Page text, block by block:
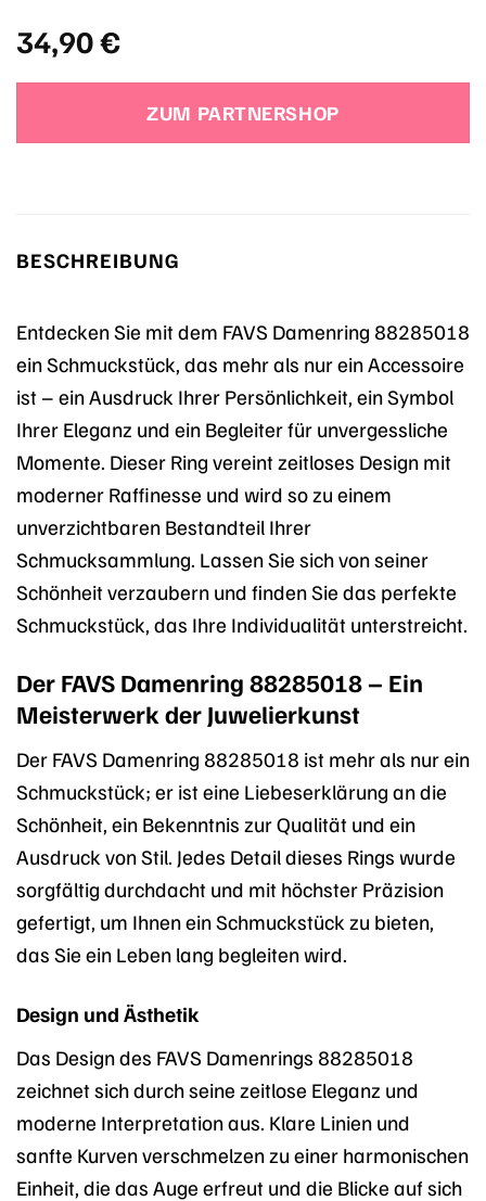
34,90€
ZUM PARTNERSHOP
BESCHREIBUNG
Entdecken Sie mit dem FAVS Damenring 88285018
ein Schmuckstück, das mehr als nur ein Accessoire
ist – ein Ausdruck Ihrer Persönlichkeit, ein Symbol
Ihrer Eleganz und ein Begleiter für unvergessliche
Momente. Dieser Ring vereint zeitloses Design mit
moderner Raffinesse und wird so zu einem
unverzichtbaren Bestandteil Ihrer
Schmucksammlung. Lassen Sie sich von seiner
Schönheit verzaubern und finden Sie das perfekte
Schmuckstück, das Ihre Individualität unterstreicht.
Der FAVS Damenring 88285018 – Ein
Meisterwerk der Juwelierkunst
Der FAVS Damenring 88285018 ist mehr als nur ein
Schmuckstück; er ist eine Liebeserklärung an die
Schönheit, ein Bekenntnis zur Qualität und ein
Ausdruck von Stil. Jedes Detail dieses Rings wurde
sorgfältig durchdacht und mit höchster Präzision
gefertigt, um Ihnen ein Schmuckstück zu bieten,
das Sie ein Leben lang begleiten wird.
Design und Ästhetik
Das Design des FAVS Damenrings 88285018
zeichnet sich durch seine zeitlose Eleganz und
moderne Interpretation aus. Klare Linien und
sanfte Kurven verschmelzen zu einer harmonischen
Einheit, die das Auge erfreut und die Blicke auf sich